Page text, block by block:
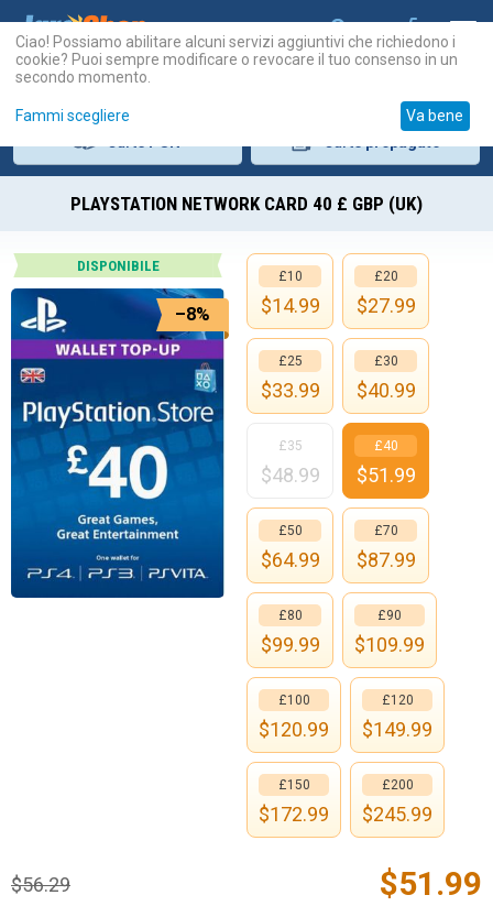
PLAYSTATION NETWORK CARD 40 £ GBP (UK)
DISPONIBILE
–8%
$51.99
$56.29
£10
$14.99
£20
$27.99
£25
$33.99
£30
$40.99
£35
$48.99
£40
$51.99
£50
$64.99
£70
$87.99
£80
$99.99
£90
$109.99
£100
$120.99
£120
$149.99
£150
$172.99
£200
$245.99
Ciao! Possiamo abilitare alcuni servizi aggiuntivi che richiedono i
cookie? Puoi sempre modificare o revocare il tuo consenso in un
secondo momento.
Fammi scegliere Va bene